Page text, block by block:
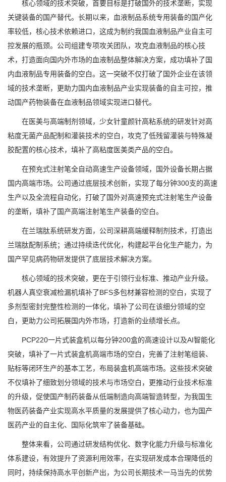
核心领域的技术突破，首要目标是打破国外的技术垄断，实现
关键装备的国产替代。长期以来，血液制品系统专用装备的国产化
率较低，核心技术依赖进口，这成为制约我国血液制品产业自主可
控发展的瓶颈。公司组建专项攻关团队，攻克血液制品的核心技
术，打造面向国内外市场的血液制品整体解决方案，成功填补了国
内血液制品专用装备的空白。这一突破不仅打破了国外企业在该领
域的技术垄断，更助力国内血液制品产业实现装备的自主可控，推
动国产药物装备在血液制品领域实现进口替代。
在医美与高端制剂领域，少女针童颜针高粘系统的研发针对高
粘度无菌产品配制和灌装技术的空白，攻克了低残留灌装与特殊凝
胶配置的核心技术，填补了高粘度医美类产品的空白。
在预充式注射笔全自动高速生产设备领域，国外设备长期占据
国内高端市场。公司通过底层技术创新，实现了每分钟300支的高速
生产以及全流程自动化，打破了国外对高速预充式注射笔生产设备
的垄断，填补了国产高端注射笔生产装备的空白。
在兰瑞肽系统研发方面，公司深耕高端缓释制剂技术，打造出
兰瑞肽配制系统；通过持续迭代优化，构建起平台化生产能力，为
国产罕见病药物研发提供了底层技术解决方案。
核心领域的技术突破，更在于引领行业标准、推动产业升级。
机器人真空衰减检漏机填补了BFS多包材兼容检测的空白，实现了
多剂型密封完整性检测的一体化，填补了公司在该细分领域的空
白，更助力公司拓展国内外市场，打造新的业绩增长点。
PCP220一片式装盒机以每分钟200盒的高速设计以及AI智能化
突破，填补了一片式装盒机高端市场的空白，完善了注射笔组装、
贴标等闭环生产的基本工艺，布局装盒机高端市场。这些技术突破
不仅填补了细致划分领域的技术与市场空白，更推动行业技术标准
的升级，促使国产制药装备从低端制造向高端智造转型，为我国生
物医药装备产业实现高水平质量的发展提供了核心动力，也为国产
医药产业的自主化、国际化筑牢了装备基础。
整体来看，公司通过研发结构优化、数字化能力升级与标准化
体系建设，有效提升了资源利用效率，在实现研发成本合理降低的
同时，持续保持高水平创新产出，为公司长期技术一马当先的优势